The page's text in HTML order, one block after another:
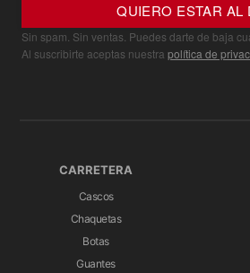
QUIERO ESTAR AL
Sin spam. Sin ventas. Puedes darte de baja
Al suscribirte aceptas nuestra política de
CARRETERA
Cascos
Chaquetas
Botas
Guantes